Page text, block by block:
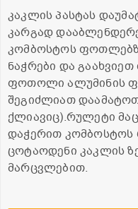
კაკლის პასტას
კარგად
კომბოსტოს
ნაჭრები და
ფოთოლი ალუმინის
შეგიძლიათ
ქლიავიც).რულეტი
დაჭერით კომბოსტოს
ცოტაოდენი კაკლის
მარცვლებით.